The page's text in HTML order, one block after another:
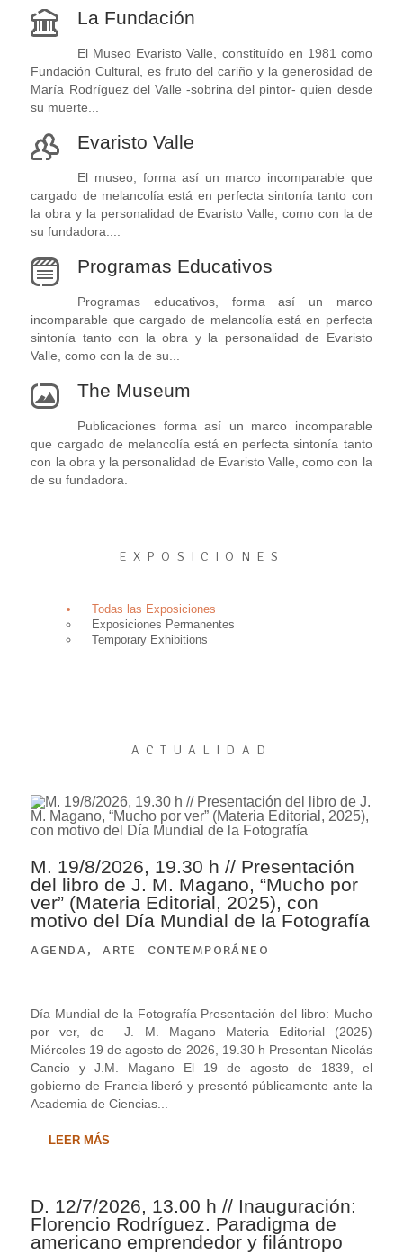
La Fundación
El Museo Evaristo Valle, constituído en 1981 como
Fundación Cultural, es fruto del cariño y la generosidad de
María Rodríguez del Valle -sobrina del pintor- quien desde
su muerte...
Evaristo Valle
El museo, forma así un marco incomparable que
cargado de melancolía está en perfecta sintonía tanto con
la obra y la personalidad de Evaristo Valle, como con la de
su fundadora....
Programas Educativos
Programas educativos, forma así un marco
incomparable que cargado de melancolía está en perfecta
sintonía tanto con la obra y la personalidad de Evaristo
Valle, como con la de su...
The Museum
Publicaciones forma así un marco incomparable
que cargado de melancolía está en perfecta sintonía tanto
con la obra y la personalidad de Evaristo Valle, como con la
de su fundadora.
EXPOSICIONES
Todas las Exposiciones
Exposiciones Permanentes
Temporary Exhibitions
ACTUALIDAD
M. 19/8/2026, 19.30 h // Presentación
del libro de J. M. Magano, “Mucho por
ver” (Materia Editorial, 2025), con
motivo del Día Mundial de la Fotografía
AGENDA,ARTE CONTEMPORÁNEO
Día Mundial de la Fotografía Presentación del libro: Mucho
por ver, de J. M. Magano Materia Editorial (2025)
Miércoles 19 de agosto de 2026, 19.30 h Presentan Nicolás
Cancio y J.M. Magano El 19 de agosto de 1839, el
gobierno de Francia liberó y presentó públicamente ante la
Academia de Ciencias...
LEER MÁS
D. 12/7/2026, 13.00 h // Inauguración:
Florencio Rodríguez. Paradigma de
americano emprendedor y filántropo